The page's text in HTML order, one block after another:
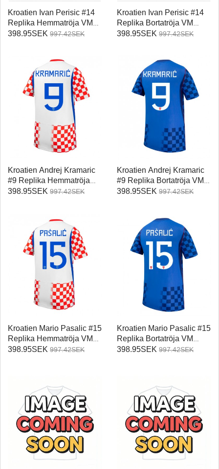
Kroatien Ivan Perisic #14
Replika Hemmatröja VM
2026 Kortärmad
398.95SEK 997.42SEK
Kroatien Ivan Perisic #14
Replika Bortatröja VM
2026 Kortärmad
398.95SEK 997.42SEK
Kroatien Andrej Kramaric
#9 Replika Hemmatröja
VM 2026 Kortärmad
398.95SEK 997.42SEK
Kroatien Andrej Kramaric
#9 Replika Bortatröja VM
2026 Kortärmad
398.95SEK 997.42SEK
Kroatien Mario Pasalic #15
Replika Hemmatröja VM
2026 Kortärmad
398.95SEK 997.42SEK
Kroatien Mario Pasalic #15
Replika Bortatröja VM
2026 Kortärmad
398.95SEK 997.42SEK